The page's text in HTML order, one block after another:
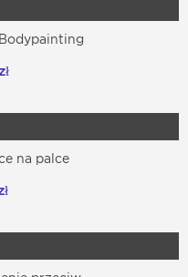
na palce